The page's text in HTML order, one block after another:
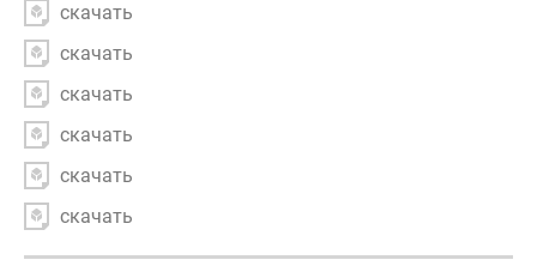
скачать
скачать
скачать
скачать
скачать
скачать